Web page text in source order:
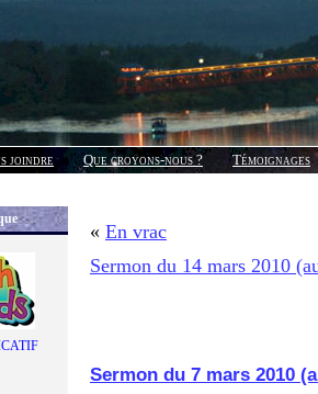
joindre Que croyons-nous ?
Témoignages
« En vrac
Sermon du 14 mars 2010
Sermon du 7 mars 2010